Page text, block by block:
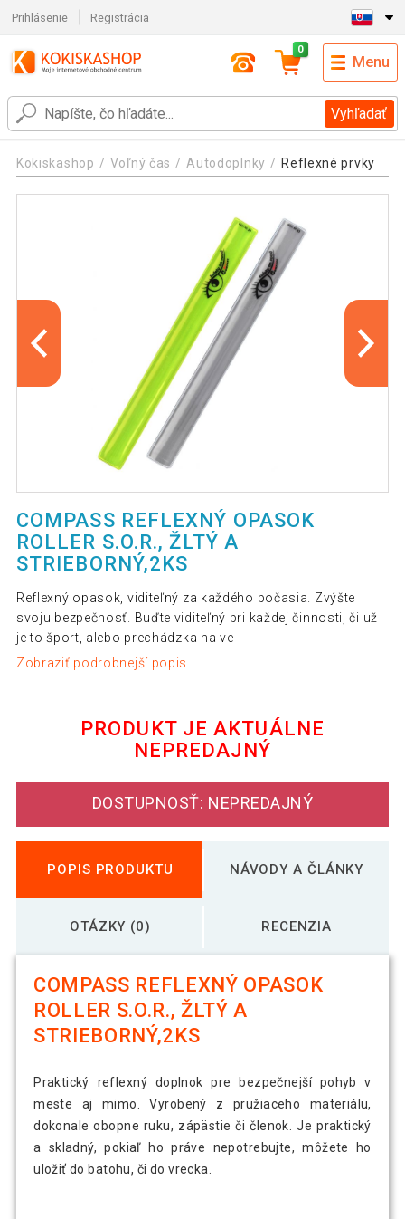
Prihlásenie Registrácia
Vyhľadať
0
Menu
Kokiskashop Voľný čas Autodoplnky Reflexné prvky
COMPASS REFLEXNÝ OPASOK
ROLLER S.O.R., ŽLTÝ A
STRIEBORNÝ,2KS
Reflexný opasok, viditeľný za každého počasia. Zvýšte
svoju bezpečnosť. Buďte viditeľný pri každej činnosti, či už
je to šport, alebo prechádzka na ve
Zobraziť podrobnejší popis
PRODUKT JE AKTUÁLNE
NEPREDAJNÝ
DOSTUPNOSŤ: NEPREDAJNÝ
POPIS PRODUKTU NÁVODY A ČLÁNKY
OTÁZKY (0) RECENZIA
COMPASS REFLEXNÝ OPASOK
ROLLER S.O.R., ŽLTÝ A
STRIEBORNÝ,2KS
Praktický reflexný doplnok pre bezpečnejší pohyb v
meste aj mimo. Vyrobený z pružiaceho materiálu,
dokonale obopne ruku, zápästie či členok. Je praktický
a skladný, pokiaľ ho práve nepotrebujte, môžete ho
uložiť do batohu, či do vrecka.